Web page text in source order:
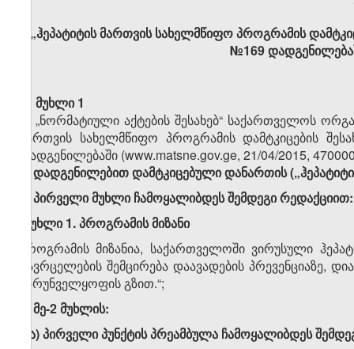
„ჰეპატიტის მართვის სახელმწიფო პროგრამის
№169
მუხლი 1
„ნორმატიული აქტების შესახებ“ საქართველოს
მართვის სახელმწიფო პროგრამის დამტკიცების
დადგენილებაში (www.matsne.gov.ge, 21/04/2015,
დადგენილებით დამტკიცებულიდანართის („
ა) პირველი მუხლი ჩამოყალიბდეს შემდეგი რედაქციით:
მუხლი1.პროგრამისმიზანი
პროგრამის მიზანია, საქართველოში ვირუსული
გავრცელების შემცირება დაავადების პრევენციაზე,
უზრუნველყოფის გზით.“;
ბ) მე-2 მუხლის:
ბ.ა) პირველი პუნქტის პრეამბულა ჩამოყალიბდეს